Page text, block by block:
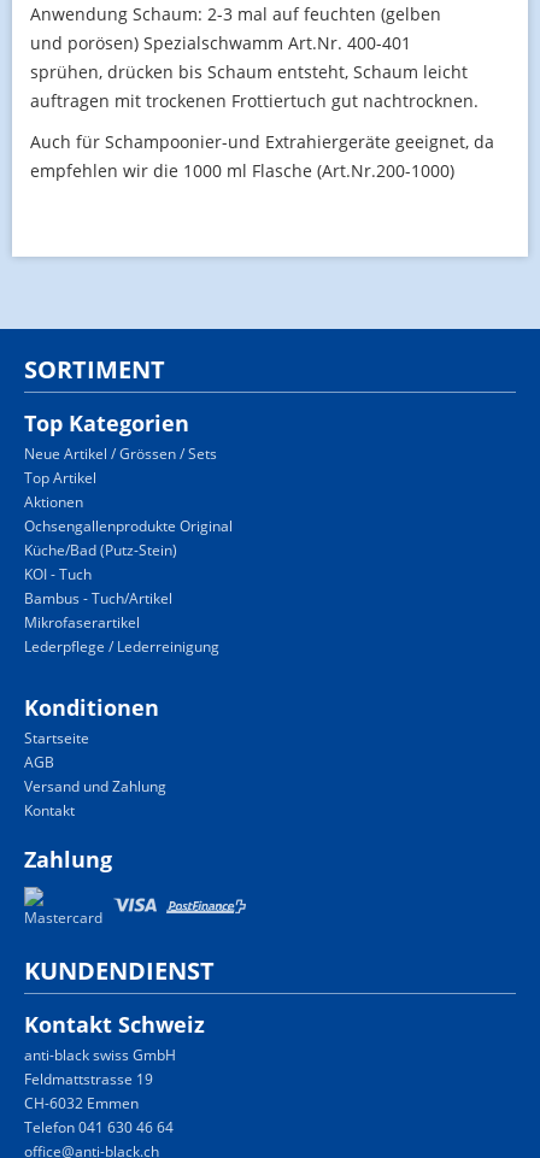
Anwendung Schaum: 2-3 mal auf feuchten (gelben
und porösen) Spezialschwamm Art.Nr. 400-401
sprühen, drücken bis Schaum entsteht, Schaum leicht
auftragen mit trockenen Frottiertuch gut nachtrocknen.
Auch für Schampoonier-und Extrahiergeräte geeignet, da
empfehlen wir die 1000 ml Flasche (Art.Nr.200-1000)
SORTIMENT
Top Kategorien
Neue Artikel / Grössen / Sets
Top Artikel
Aktionen
Ochsengallenprodukte Original
Küche/Bad (Putz-Stein)
KOI - Tuch
Bambus - Tuch/Artikel
Mikrofaserartikel
Lederpflege / Lederreinigung
Konditionen
Startseite
AGB
Versand und Zahlung
Kontakt
Zahlung
KUNDENDIENST
Kontakt Schweiz
anti-black swiss GmbH
Feldmattstrasse 19
CH-6032 Emmen
Telefon 041 630 46 64
office@anti-black.ch